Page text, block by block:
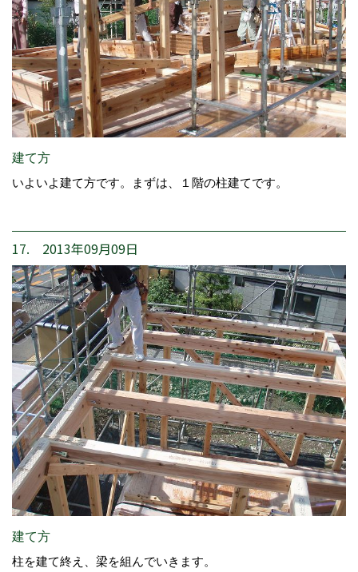
建て方
いよいよ建て方です。まずは、１階の柱建てです。
17. 2013年09月09日
建て方
柱を建て終え、梁を組んでいきます。